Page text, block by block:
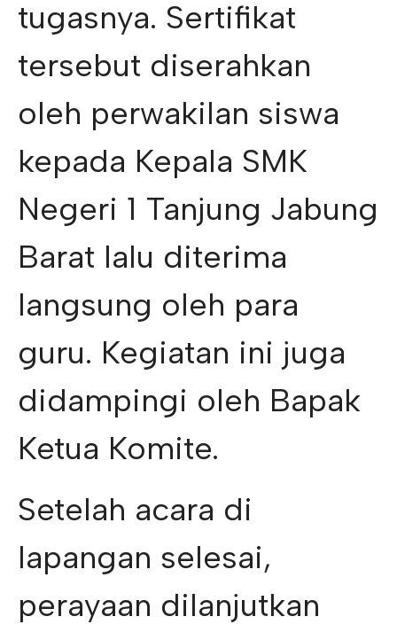
tugasnya. Sertifikat
tersebut diserahkan
oleh perwakilan siswa
kepada Kepala SMK
Negeri 1 Tanjung Jabung
Barat lalu diterima
langsung oleh para
guru. Kegiatan ini juga
didampingi oleh Bapak
Ketua Komite.
Setelah acara di
lapangan selesai,
perayaan dilanjutkan